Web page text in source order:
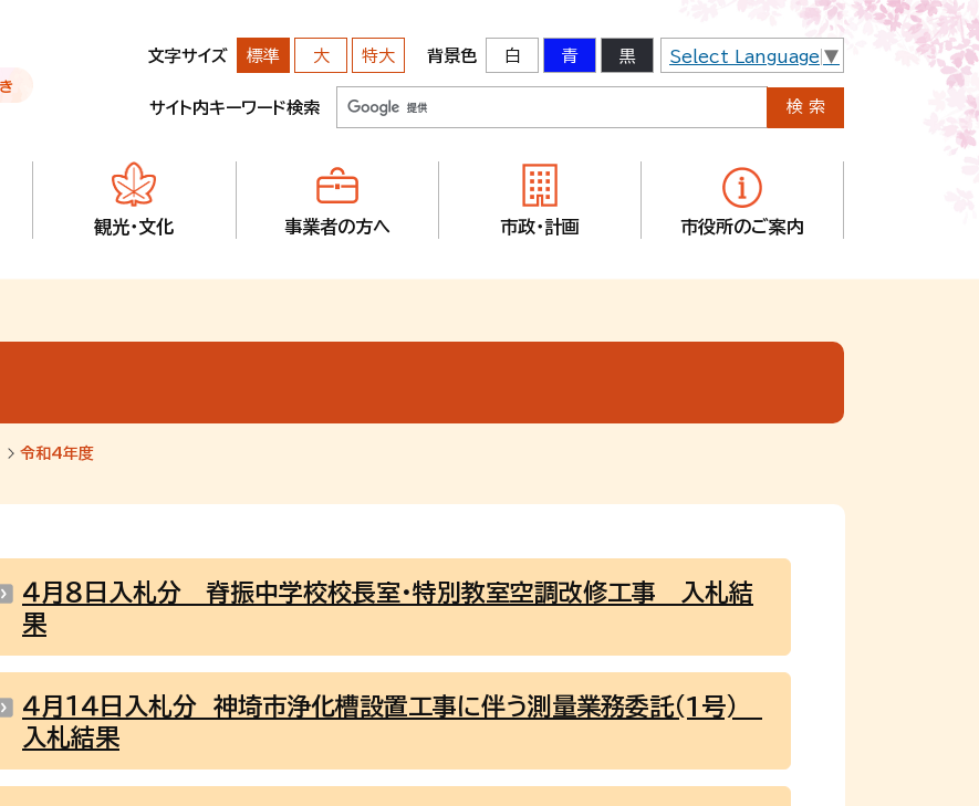
文字サイズ 標準 大 特大 背景色 白 青 黒 Select Language ▼
サイト内キーワード検索
観光・文化 事業者の方へ 市政・計画 市役所のご案内
令和4年度
４月８日入札分 脊振中学校校長室・特別教室空調改修工事 入札結
果
４月１４日入札分 神埼市浄化槽設置工事に伴う測量業務委託(1号)
入札結果